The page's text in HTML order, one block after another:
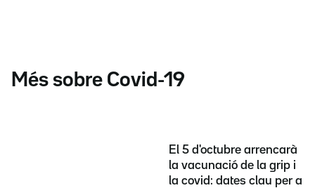
Més sobre Covid-19
El 5 d'octubre arrencarà
la vacunació de la grip i
la covid: dates clau per a